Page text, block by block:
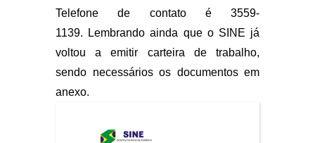
Telefone de contato é 3559-
1139. Lembrando ainda que o SINE já
voltou a emitir carteira de trabalho,
sendo necessários os documentos em
anexo.